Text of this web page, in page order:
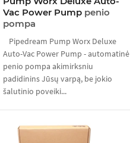
Vac Power Pump penio
pompa
Pipedream Pump Worx Deluxe
Auto-Vac Power Pump - automatinė
penio pompa akimirksniu
padidinins Jūsų varpą, be jokio
šalutinio poveiki...